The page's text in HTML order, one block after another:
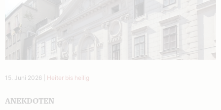
15. Juni 2026 Heiter bis heilig
ANEKDOTEN